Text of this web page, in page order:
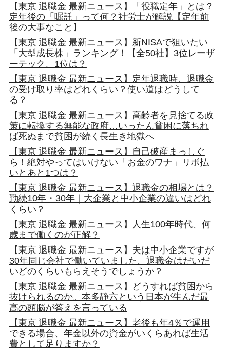
【東京 退職金 最新ニュース】「役職定年」とは？
定年後の「嘱託」って何？社労士が解説【定年前
後の大事なこと】
【東京 退職金 最新ニュース】新NISAで狙いたい
「大型成長株」ランキング！【全50社】3位レーザ
ーテック、1位は？
【東京 退職金 最新ニュース】定年退職時、退職金
の受け取り率はどれくらい？使い道はどうして
る？
【東京 退職金 最新ニュース】高齢者を見捨てる政
策に転換する無能な政府…いったん貧困に落ちれ
ば死ぬまで貧困が続く長生き地獄へ
【東京 退職金 最新ニュース】自己破産まっしぐ
ら！絶対やってはいけない「お金のワナ」リボ払
いとあと1つは？
【東京 退職金 最新ニュース】退職金の相場とは？
勤続10年・30年｜大企業と中小企業の違いはどれ
くらい？
【東京 退職金 最新ニュース】人生100年時代、何
歳まで働くのが正解？
【東京 退職金 最新ニュース】夫は中小企業ですが
30年同じ会社で働いていました。退職金はだいだ
いどのくらいもらえそうでしょうか？
【東京 退職金 最新ニュース】どうすれば貧困から
抜けられるのか。本多静六という日本が生んだ最
高の頭脳が答えを言っている
【東京 退職金 最新ニュース】老後も年4％で運用
できる場合、年金以外の資金がいくらあれば生活
費として足りますか？